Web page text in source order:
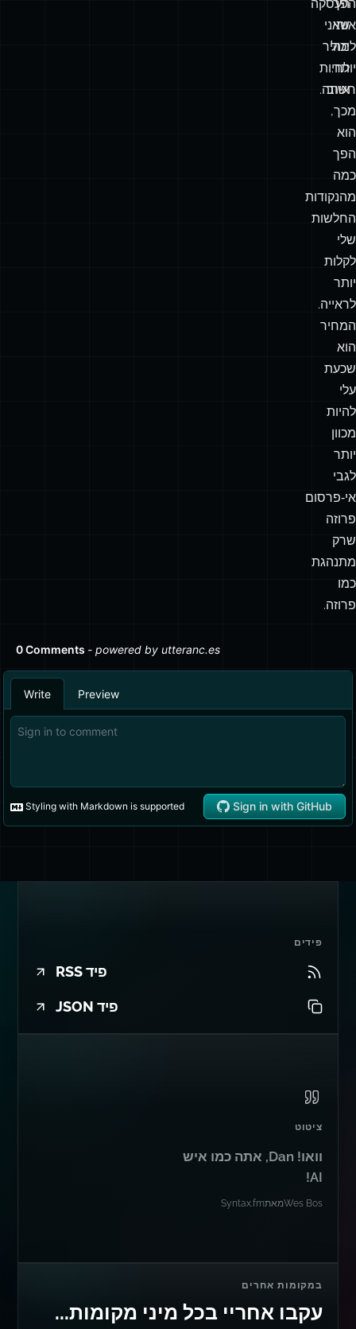
הפך
אותי
למהיר
יותר.
חשוב
מכך,
הוא
הפך
כמה
מהנקודות
החלשות
שלי
לקלות
יותר
לראייה.
המחיר
הוא
שכעת
עלי
להיות
מכוון
יותר
לגבי
אי‑פרסום
פרוזה
שרק
מתנהגת
כמו
פרוזה.
העסקה
שאני
יכול
לחיות
איתה.
פידים
פיד RSS
פיד JSON
ציטוט
וואו! Dan, אתה כמו איש
AI!
Wes BosמאתSyntax.fm
במקומות אחרים
עקבו אחריי בכל מיני מקומות...